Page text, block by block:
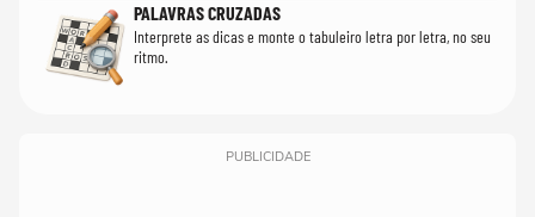
PALAVRAS CRUZADAS
Interprete as dicas e monte o tabuleiro letra por letra, no seu
ritmo.
PUBLICIDADE